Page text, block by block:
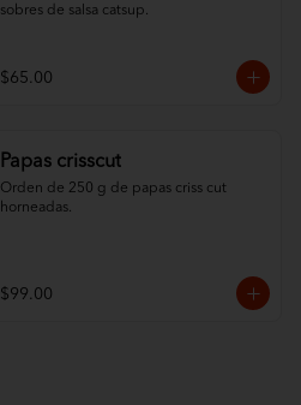
sobres de salsa catsup.
$65.00
Papas crisscut
Orden de 250 g de papas criss cut
horneadas.
$99.00